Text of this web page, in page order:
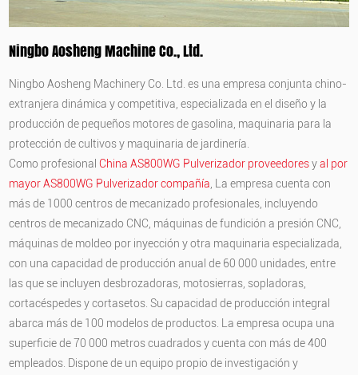
Ningbo Aosheng Machine Co., Ltd.
Ningbo Aosheng Machinery Co. Ltd. es una empresa conjunta chino-
extranjera dinámica y competitiva, especializada en el diseño y la
producción de pequeños motores de gasolina, maquinaria para la
protección de cultivos y maquinaria de jardinería.
Como profesionalChina AS800WG Pulverizador proveedoresyal por
mayor AS800WG Pulverizador compañía , La empresa cuenta con
más de 1000 centros de mecanizado profesionales, incluyendo
centros de mecanizado CNC, máquinas de fundición a presión CNC,
máquinas de moldeo por inyección y otra maquinaria especializada,
con una capacidad de producción anual de 60 000 unidades, entre
las que se incluyen desbrozadoras, motosierras, sopladoras,
cortacéspedes y cortasetos. Su capacidad de producción integral
abarca más de 100 modelos de productos. La empresa ocupa una
superficie de 70 000 metros cuadrados y cuenta con más de 400
empleados. Dispone de un equipo propio de investigación y